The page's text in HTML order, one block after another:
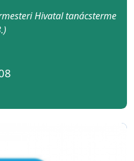
Hivatal tanácsterme